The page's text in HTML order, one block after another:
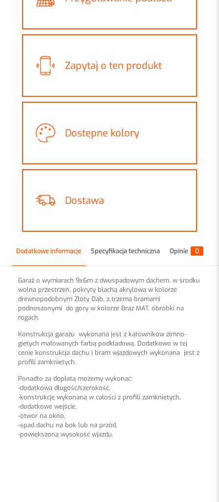
Zapytaj o ten produkt
Dostępne kolory
Dostawa
Dodatkowe informacje Specyfikacja techniczna Opinie 0
Garaż o wymiarach 9x6m z dwuspadowym dachem, w środku
wolna przestrzeń, pokryty blachą akrylową w kolorze
drewnopodobnym Złoty Dąb, z trzema bramami
podnoszonymi do góry w kolorze Brąz MAT, obróbki na
rogach.
Konstrukcja garażu wykonana jest z kątowników zimno-
giętych malowanych farbą podkładową. Dodatkowo w tej
cenie konstrukcja dachu i bram wjazdowych wykonana jest z
profili zamkniętych.
Ponadto za dopłatą możemy wykonać:
-dodatkową długość/szerokość,
-konstrukcję wykonaną w całości z profili zamkniętych,
-dodatkowe wejście,
-otwór na okno,
-spad dachu na bok lub na przód,
-powiększoną wysokość wjazdu.